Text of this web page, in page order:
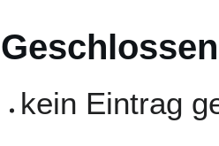
Geschlossen
kein Eintrag